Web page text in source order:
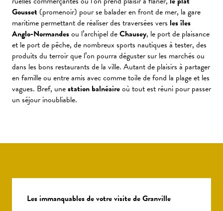
Gousset (promenoir) pour se balader en front de mer, la gare
maritime permettant de réaliser des traversées vers les îles
Anglo-Normandesou l’archipel deChausey, le port de plaisance
et le port de pêche, de nombreux sports nautiques à tester, des
produits du terroir que l’on pourra déguster sur les marchés ou
dans les bons restaurants de la ville. Autant de plaisirs à partager
en famille ou entre amis avec comme toile de fond la plage et les
vagues. Bref, unestation balnéaireoù tout est réuni pour passer
un séjour inoubliable.
Les immanquables de votre visite de Granville